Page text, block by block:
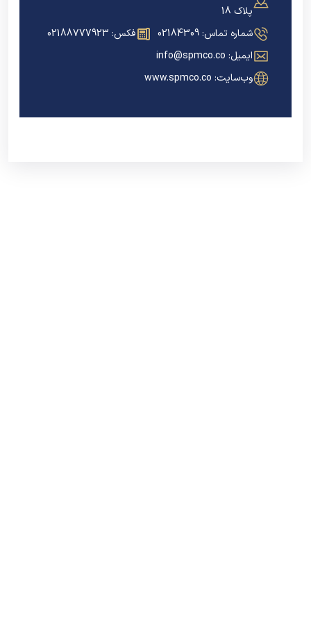
پلاک 18
شماره تماس: 02184309 فکس: 02188777923
ایمیل: info@spmco.co
وب‌سایت: www.spmco.co